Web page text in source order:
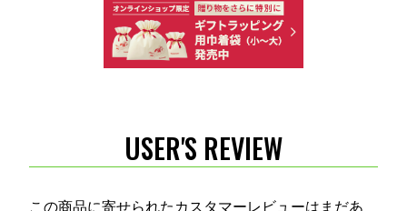
USER'S REVIEW
この商品に寄せられたカスタマーレビューはまだあ